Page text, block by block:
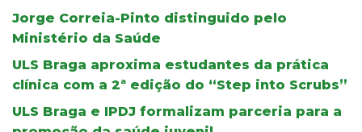
Jorge Correia-Pinto distinguido pelo
Ministério da Saúde
ULS Braga aproxima estudantes da prática
clínica com a 2ª edição do “Step into Scrubs”
ULS Braga e IPDJ formalizam parceria para a